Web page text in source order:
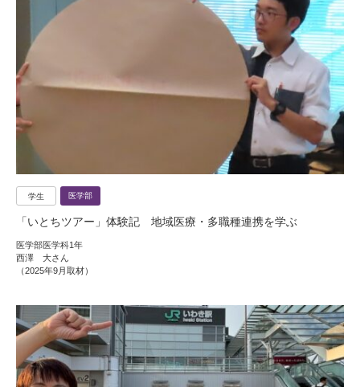
学生 医学部
「いとちツアー」体験記 地域医療・多職種連携を学ぶ
医学部医学科1年
西澤 大さん
（2025年9月取材）